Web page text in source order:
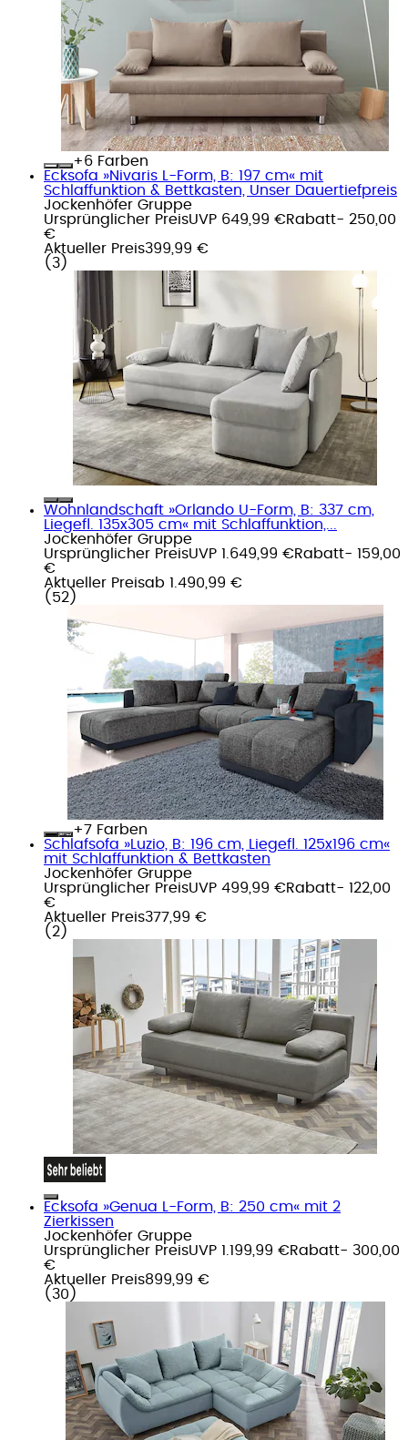
+
Farben
Ecksofa »Nivaris L-Form, B: 197 cm« mit
Schlaffunktion & Bettkasten, Unser Dauertiefpreis
Jockenhöfer Gruppe
Ursprünglicher PreisUVP 649,99 €Rabatt- 250,00
€
Aktueller Preis399,99 €
( 3 )
Wohnlandschaft »Orlando U-Form, B: 337 cm,
Liegefl. 135x305 cm« mit Schlaffunktion,...
Jockenhöfer Gruppe
Ursprünglicher PreisUVP 1.649,99 €Rabatt- 159,00
€
Aktueller Preisab 1.490,99 €
( 52 )
+
Farben
Schlafsofa »Luzio, B: 196 cm, Liegefl. 125x196 cm«
mit Schlaffunktion & Bettkasten
Jockenhöfer Gruppe
Ursprünglicher PreisUVP 499,99 €Rabatt- 122,00
€
Aktueller Preis377,99 €
( 2 )
Ecksofa »Genua L-Form, B: 250 cm« mit 2
Zierkissen
Jockenhöfer Gruppe
Ursprünglicher PreisUVP 1.199,99 €Rabatt- 300,00
€
Aktueller Preis899,99 €
( 30 )